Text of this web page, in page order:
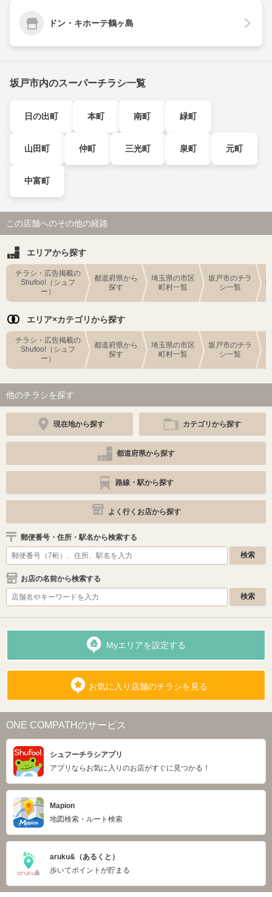
ドン・キホーテ鶴ヶ島
坂戸市内のスーパーチラシ一覧
日の出町 本町 南町 緑町
山田町 仲町 三光町 泉町 元町
中富町
この店舗へのその他の経路
エリアから探す
チラシ・広告掲載の
Shufoo!（シュフ
ー）
都道府県から
探す
埼玉県の市区
町村一覧
坂戸市のチラ
シ一覧
エリア×カテゴリから探す
チラシ・広告掲載の
Shufoo!（シュフ
ー）
都道府県から
探す
埼玉県の市区
町村一覧
坂戸市のチラ
シ一覧
他のチラシを探す
現在地から探す カテゴリから探す
都道府県から探す
路線・駅から探す
よく行くお店から探す
郵便番号・住所・駅名から検索する
お店の名前から検索する
Myエリアを設定する
お気に入り店舗のチラシを見る
ONE COMPATHのサービス
シュフーチラシアプリ
アプリならお気に入りのお店がすぐに見つかる！
Mapion
地図検索・ルート検索
aruku&（あるくと）
歩いてポイントが貯まる